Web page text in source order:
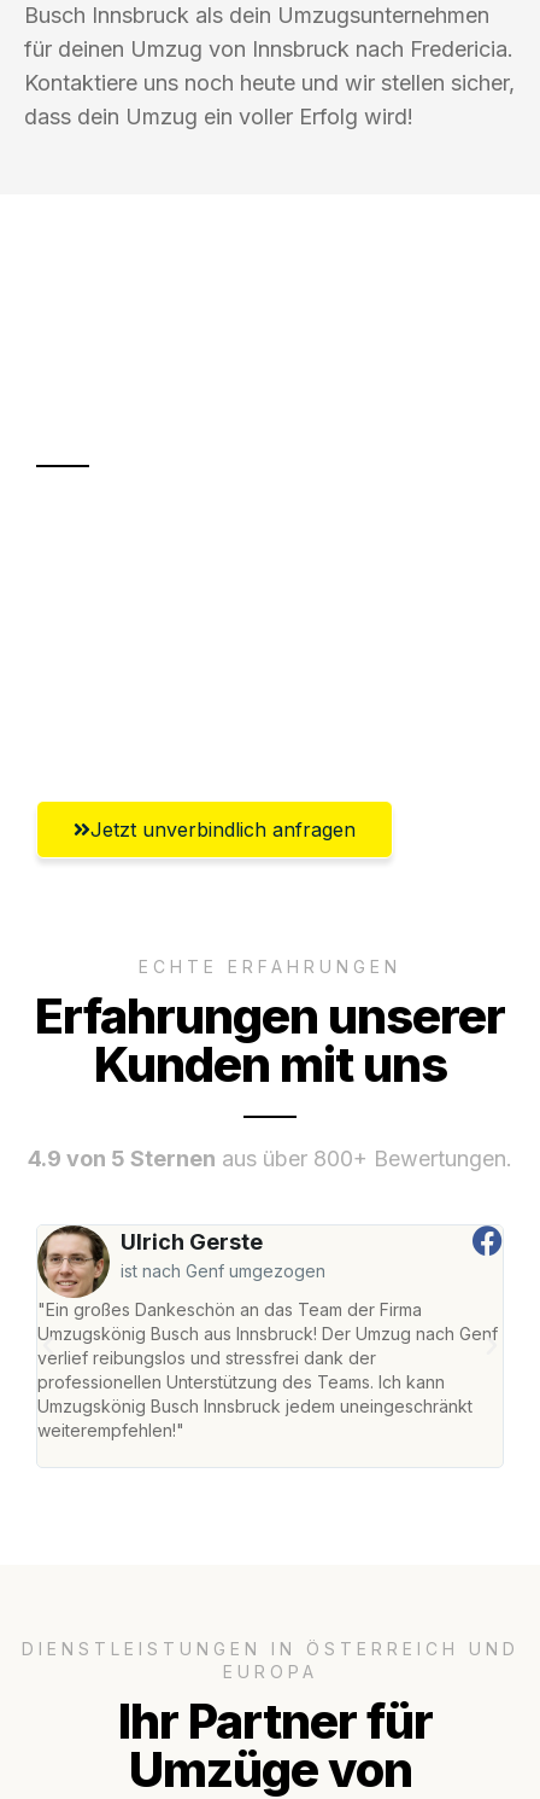
Busch Innsbruck als dein Umzugsunternehmen
für deinen Umzug von Innsbruck nach Fredericia.
Kontaktiere uns noch heute und wir stellen sicher,
dass dein Umzug ein voller Erfolg wird!
Jetzt unverbindlich anfragen
ECHTE ERFAHRUNGEN
Erfahrungen unserer
Kunden mit uns
4.9 von 5 Sternen aus über 800+ Bewertungen.
Ulrich Gerste
ist nach Genf umgezogen
"Ein großes Dankeschön an das Team der Firma
Umzugskönig Busch aus Innsbruck! Der Umzug nach Genf
verlief reibungslos und stressfrei dank der
professionellen Unterstützung des Teams. Ich kann
Umzugskönig Busch Innsbruck jedem uneingeschränkt
weiterempfehlen!"
DIENSTLEISTUNGEN IN ÖSTERREICH UND
EUROPA
Ihr Partner für
Umzüge von